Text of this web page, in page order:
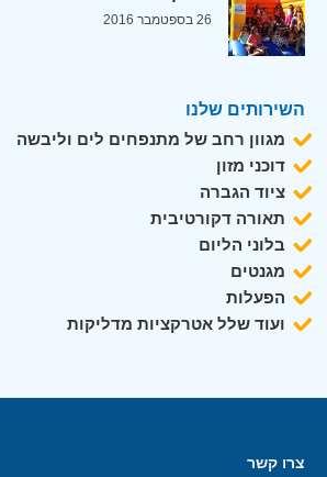
26 בספטמבר 2016
השירותים שלנו
מגוון רחב של מתנפחים לים וליבשה
דוכני מזון
ציוד הגברה
תאורה דקורטיבית
בלוני הליום
מגנטים
הפעלות
ועוד שלל אטרקציות מדליקות
צרו קשר